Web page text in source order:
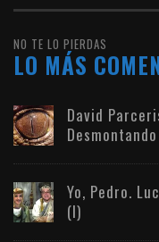
NO TE LO PIERDAS
LO MÁS
David
Yo, Pedro.
(I)